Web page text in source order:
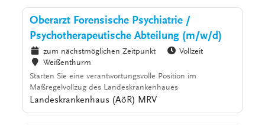
Oberarzt Forensische Psychiatrie /
Psychotherapeutische Abteilung (m/w/d)
zum nächstmöglichen Zeitpunkt
Vollzeit
Weißenthurm
Starten Sie eine verantwortungsvolle Position im
Maßregelvollzug des Landeskrankenhaues
Landeskrankenhaus (AöR) MRV